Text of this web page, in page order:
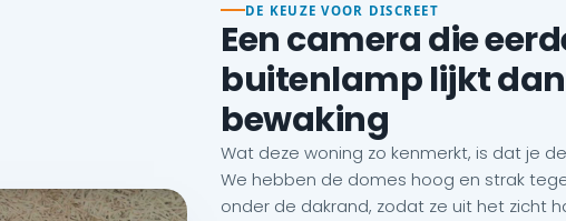
DE KEUZE VOOR DISCREET
Een camera die
buitenlamp lijkt
bewaking
Wat deze woning zo kenmerkt, is dat je
We hebben de domes hoog en strak
onder de dakrand, zodat ze uit het zicht